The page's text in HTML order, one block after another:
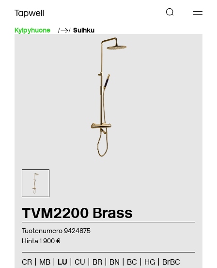
Kylpyhuone Suihku
TVM2200 Brass
Tuotenumero 9424875
Hinta 1 900 €
CR MB LU CU BR BN BC HG BrBC